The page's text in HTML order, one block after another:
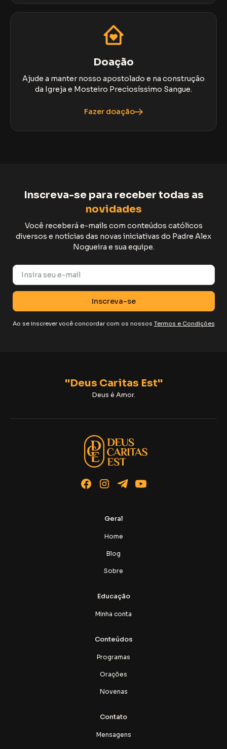
Doação
Ajude a manter nosso apostolado e na construção
da Igreja e Mosteiro Preciosíssimo Sangue.
Fazer doação
Inscreva-se para receber todas as
novidades
Você receberá e-mails com conteúdos católicos
diversos e notícias das novas iniciativas do Padre Alex
Nogueira e sua equipe.
Ao se inscrever você concordar com os nossos Termos e Condições
"Deus Caritas Est"
Deus é Amor.
Geral
Home
Blog
Sobre
Educação
Minha conta
Conteúdos
Programas
Orações
Novenas
Contato
Mensagens